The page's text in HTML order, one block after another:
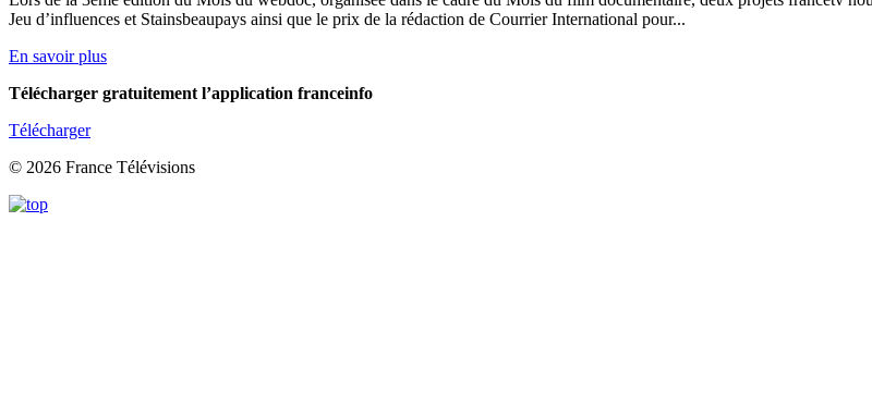
Jeu d’influences et Stainsbeaupays ainsi que le prix de la rédaction de Courrier International pour...
En savoir plus
Télécharger gratuitement l’application franceinfo
Télécharger
© 2026 France Télévisions